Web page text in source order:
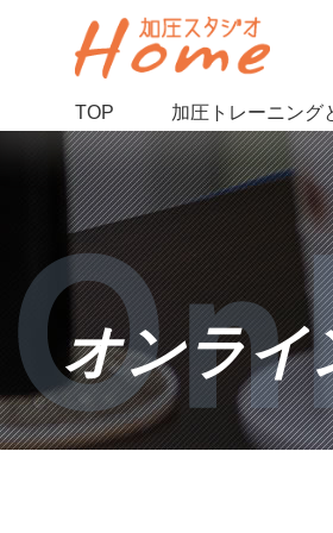
TOP 加圧トレーニング
オンライ